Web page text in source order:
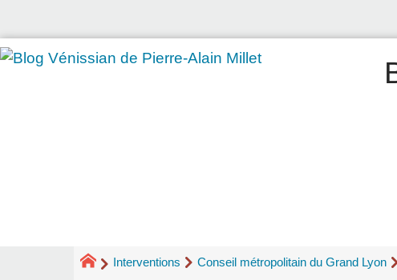
Interventions Conseil métropolitain du Grand Lyon